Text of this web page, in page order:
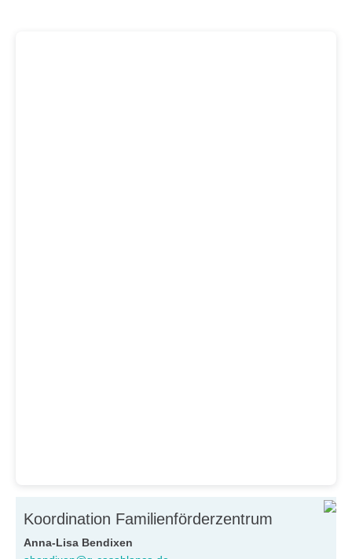
Koordination Familienförderzentrum
Anna-Lisa Bendixen